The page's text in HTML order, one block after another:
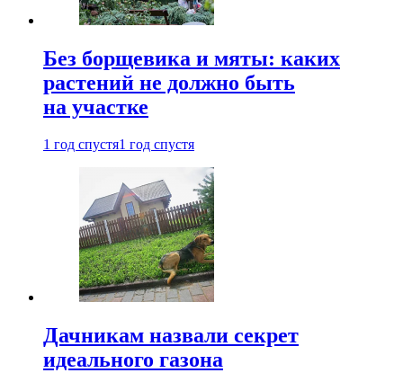
Без борщевика и мяты: каких
растений не должно быть
на участке
1 год спустя1 год спустя
Дачникам назвали секрет
идеального газона